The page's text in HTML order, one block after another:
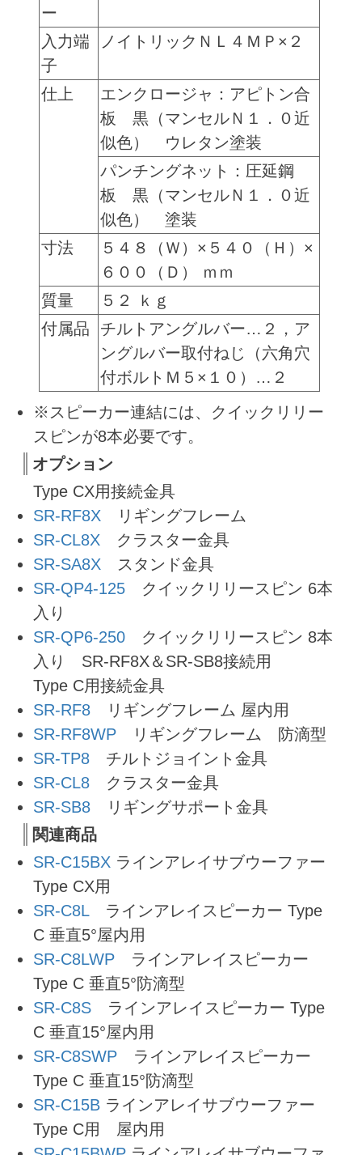
ー
入力端
子
ノイトリックＮＬ４ＭＰ×２
仕上
エンクロージャ：アピトン合
板 黒（マンセルＮ１．０近
似色） ウレタン塗装
パンチングネット：圧延鋼
板 黒（マンセルＮ１．０近
似色） 塗装
寸法
５４８（Ｗ）×５４０（Ｈ）×
６００（Ｄ） ｍｍ
質量
５２ ｋｇ
付属品
チルトアングルバー…２，ア
ングルバー取付ねじ（六角穴
付ボルトＭ５×１０）…２
※スピーカー連結には、クイックリリー
スピンが8本必要です。
オプション
Type CX用接続金具
SR-RF8Xリギングフレーム
SR-CL8Xクラスター金具
SR-SA8Xスタンド金具
SR-QP4-125クイックリリースピン 6本
入り
SR-QP6-250クイックリリースピン 8本
入り SR-RF8X＆SR-SB8接続用
Type C用接続金具
SR-RF8リギングフレーム 屋内用
SR-RF8WPリギングフレーム 防滴型
SR-TP8チルトジョイント金具
SR-CL8クラスター金具
SR-SB8リギングサポート金具
関連商品
SR-C15BXラインアレイサブウーファー
Type CX用
SR-C8Lラインアレイスピーカー Type
C 垂直5°屋内用
SR-C8LWPラインアレイスピーカー
Type C 垂直5°防滴型
SR-C8Sラインアレイスピーカー Type
C 垂直15°屋内用
SR-C8SWPラインアレイスピーカー
Type C 垂直15°防滴型
SR-C15Bラインアレイサブウーファー
Type C用 屋内用